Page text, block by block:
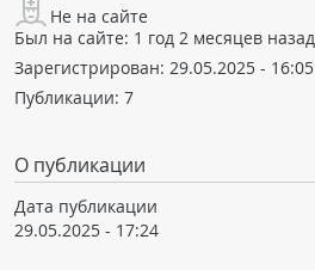
Не на сайте
Был на сайте: 1 год 2 месяцев назад
Зарегистрирован: 29.05.2025 - 16:05
Публикации: 7
О публикации
Дата публикации
29.05.2025 - 17:24